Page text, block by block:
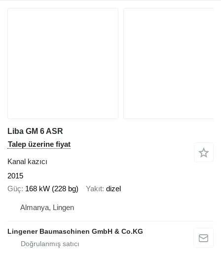
Liba GM 6 ASR
Talep üzerine fiyat
Kanal kazıcı
2015
Güç 168 kW (228 bg) Yakıt dizel
Almanya, Lingen
Lingener Baumaschinen GmbH & Co.KG